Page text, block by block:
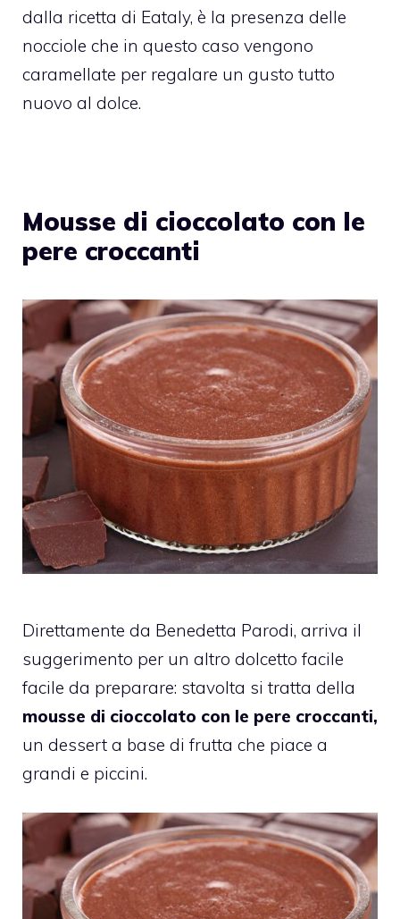
dalla ricetta di Eataly, è la presenza delle
nocciole che in questo caso vengono
caramellate per regalare un gusto tutto
nuovo al dolce.
Mousse di cioccolato con le
pere croccanti
Direttamente da Benedetta Parodi, arriva il
suggerimento per un altro dolcetto facile
facile da preparare: stavolta si tratta della
mousse di cioccolato con le pere croccanti,
un dessert a base di frutta che piace a
grandi e piccini.